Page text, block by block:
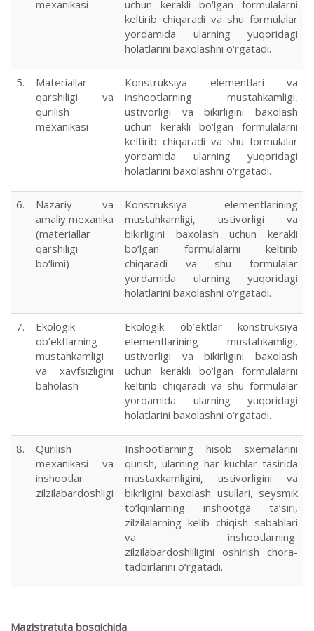
mexanikasi
uchun kerakli bo‘lgan formulalarni
keltirib chiqaradi va shu formulalar
yordamida ularning yuqoridagi
holatlarini baxolashni o‘rgatadi.
5.
Materiallar
qarshiligi va
qurilish
mexanikasi
Konstruksiya elementlari va
inshootlarning mustahkamligi,
ustivorligi va bikirligini baxolash
uchun kerakli bo‘lgan formulalarni
keltirib chiqaradi va shu formulalar
yordamida ularning yuqoridagi
holatlarini baxolashni o‘rgatadi.
6.
Nazariy va
amaliy mexanika
(materiallar
qarshiligi
bo‘limi)
Konstruksiya elementlarining
mustahkamligi, ustivorligi va
bikirligini baxolash uchun kerakli
bo‘lgan formulalarni keltirib
chiqaradi va shu formulalar
yordamida ularning yuqoridagi
holatlarini baxolashni o‘rgatadi.
7.
Ekologik
ob’ektlarning
mustahkamligi
va xavfsizligini
baholash
Ekologik ob’ektlar konstruksiya
elementlarining mustahkamligi,
ustivorligi va bikirligini baxolash
uchun kerakli bo‘lgan formulalarni
keltirib chiqaradi va shu formulalar
yordamida ularning yuqoridagi
holatlarini baxolashni o‘rgatadi.
8.
Qurilish
mexanikasi va
inshootlar
zilzilabardoshligi
Inshootlarning hisob sxemalarini
qurish, ularning har kuchlar tasirida
mustaxkamligini, ustivorligini va
bikrligini baxolash usullari, seysmik
to‘lqinlarning inshootga ta’siri,
zilzilalarning kelib chiqish sabablari
va inshootlarning
zilzilabardoshliligini oshirish chora-
tadbirlarini o‘rgatadi.
Magistratuta bosqichida